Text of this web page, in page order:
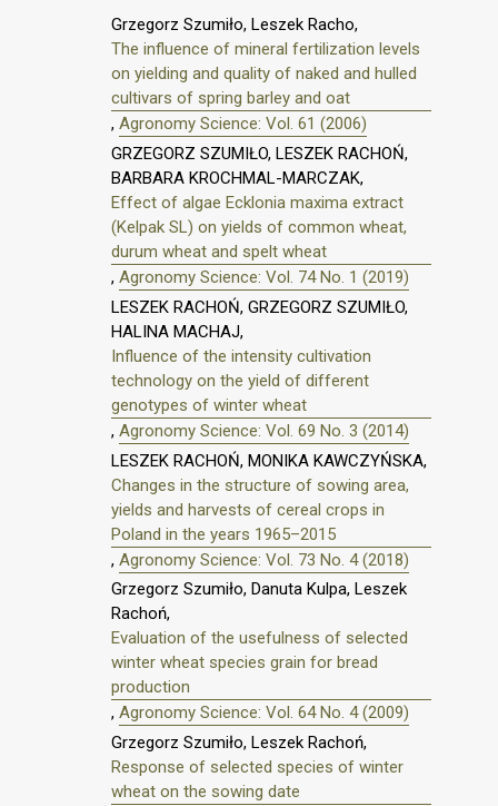
Grzegorz Szumiło, Leszek Racho,
The influence of mineral fertilization levels
on yielding and quality of naked and hulled
cultivars of spring barley and oat
, Agronomy Science: Vol. 61 (2006)
GRZEGORZ SZUMIŁO, LESZEK RACHOŃ,
BARBARA KROCHMAL-MARCZAK,
Effect of algae Ecklonia maxima extract
(Kelpak SL) on yields of common wheat,
durum wheat and spelt wheat
, Agronomy Science: Vol. 74 No. 1 (2019)
LESZEK RACHOŃ, GRZEGORZ SZUMIŁO,
HALINA MACHAJ,
Influence of the intensity cultivation
technology on the yield of different
genotypes of winter wheat
, Agronomy Science: Vol. 69 No. 3 (2014)
LESZEK RACHOŃ, MONIKA KAWCZYŃSKA,
Changes in the structure of sowing area,
yields and harvests of cereal crops in
Poland in the years 1965–2015
, Agronomy Science: Vol. 73 No. 4 (2018)
Grzegorz Szumiło, Danuta Kulpa, Leszek
Rachoń,
Evaluation of the usefulness of selected
winter wheat species grain for bread
production
, Agronomy Science: Vol. 64 No. 4 (2009)
Grzegorz Szumiło, Leszek Rachoń,
Response of selected species of winter
wheat on the sowing date